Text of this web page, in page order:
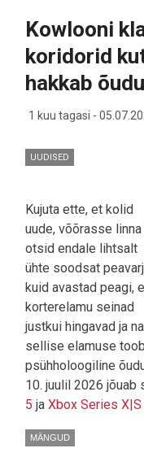
Kowlooni
koridorid
hakkab
1 kuu tagasi -
UUDISED
Kujuta ette, et kolid
uude, võõrasse linna
otsid endale lihtsalt
ühte soodsat
kuid avastad peagi,
korterelamu seinad
justkui hingavad ja
sellise elamuse
psühholoogiline
10. juulil 2026
5 ja Xbox Series X|S
MÄNGUD